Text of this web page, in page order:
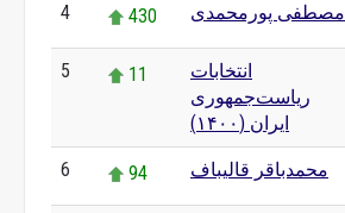
4 430 مصطفی پورمحمدی
5 11
انتخابات
ریاست‌جمهوری
ایران (۱۴۰۰)
6 94 محمدباقر قالیباف